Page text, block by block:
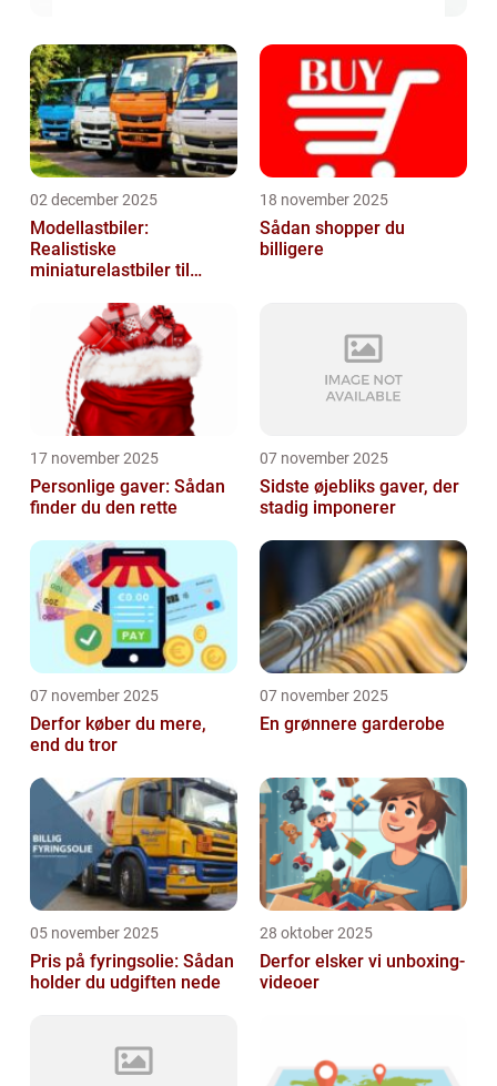
02 december 2025
Modellastbiler:
Realistiske
miniaturelastbiler til
18 november 2025
Sådan shopper du
billigere
17 november 2025
Personlige gaver: Sådan
finder du den rette
07 november 2025
Sidste øjebliks gaver, der
stadig imponerer
07 november 2025
Derfor køber du mere,
end du tror
07 november 2025
En grønnere garderobe
05 november 2025
Pris på fyringsolie: Sådan
holder du udgiften nede
28 oktober 2025
Derfor elsker vi unboxing-
videoer